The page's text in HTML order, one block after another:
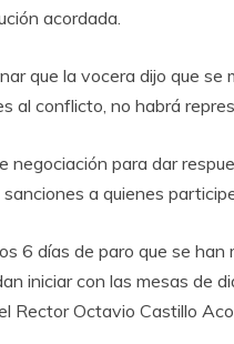
acordada.
que la vocera dijo que
al conflicto, no habrá
negociación para dar
a quienes
6 días de paro que se
iniciar con las mesas de
Rector Octavio Castillo